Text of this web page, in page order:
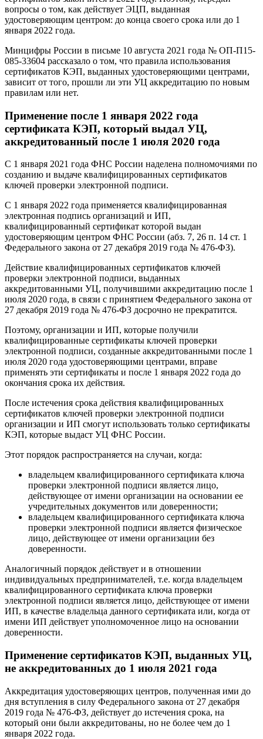
вопросы о том, как действует ЭЦП, выданная
удостоверяющим центром: до конца своего срока или до 1
января 2022 года.
Минцифры России в письме 10 августа 2021 года № ОП-П15-
085-33604 рассказало о том, что правила использования
сертификатов КЭП, выданных удостоверяющими центрами,
зависит от того, прошли ли эти УЦ аккредитацию по новым
правилам или нет.
Применение после 1 января 2022 года
сертификата КЭП, который выдал УЦ,
аккредитованный после 1 июля 2020 года
С 1 января 2021 года ФНС России наделена полномочиями по
созданию и выдаче квалифицированных сертификатов
ключей проверки электронной подписи.
С 1 января 2022 года применяется квалифицированная
электронная подпись организаций и ИП,
квалифицированный сертификат которой выдан
удостоверяющим центром ФНС России (абз. 7, 26 п. 14 ст. 1
Федерального закона от 27 декабря 2019 года № 476-ФЗ).
Действие квалифицированных сертификатов ключей
проверки электронной подписи, выданных
аккредитованными УЦ, получившими аккредитацию после 1
июля 2020 года, в связи с принятием Федерального закона от
27 декабря 2019 года № 476-ФЗ досрочно не прекратится.
Поэтому, организации и ИП, которые получили
квалифицированные сертификаты ключей проверки
электронной подписи, созданные аккредитованными после 1
июля 2020 года удостоверяющими центрами, вправе
применять эти сертификаты и после 1 января 2022 года до
окончания срока их действия.
После истечения срока действия квалифицированных
сертификатов ключей проверки электронной подписи
организации и ИП смогут использовать только сертификаты
КЭП, которые выдаст УЦ ФНС России.
Этот порядок распространяется на случаи, когда:
владельцем квалифицированного сертификата ключа
проверки электронной подписи является лицо,
действующее от имени организации на основании ее
учредительных документов или доверенности;
владельцем квалифицированного сертификата ключа
проверки электронной подписи является физическое
лицо, действующее от имени организации без
доверенности.
Аналогичный порядок действует и в отношении
индивидуальных предпринимателей, т.е. когда владельцем
квалифицированного сертификата ключа проверки
электронной подписи является лицо, действующее от имени
ИП, в качестве владельца данного сертификата или, когда от
имени ИП действует уполномоченное лицо на основании
доверенности.
Применение сертификатов КЭП, выданных УЦ,
не аккредитованных до 1 июля 2021 года
Аккредитация удостоверяющих центров, полученная ими до
дня вступления в силу Федерального закона от 27 декабря
2019 года № 476-ФЗ, действует до истечения срока, на
который они были аккредитованы, но не более чем до 1
января 2022 года.